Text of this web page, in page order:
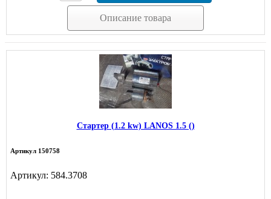
Описание товара
Стартер (1.2 kw) LANOS 1.5 ()
Артикул 150758
Артикул: 584.3708